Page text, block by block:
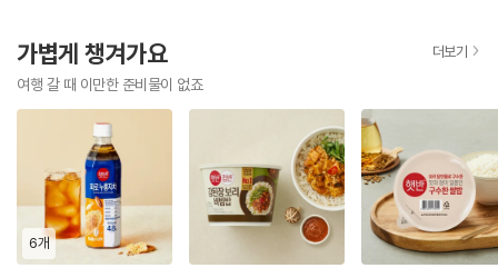
가볍게 챙겨가요
여행 갈 때 이만한 준비물이 없죠
더보기
6개